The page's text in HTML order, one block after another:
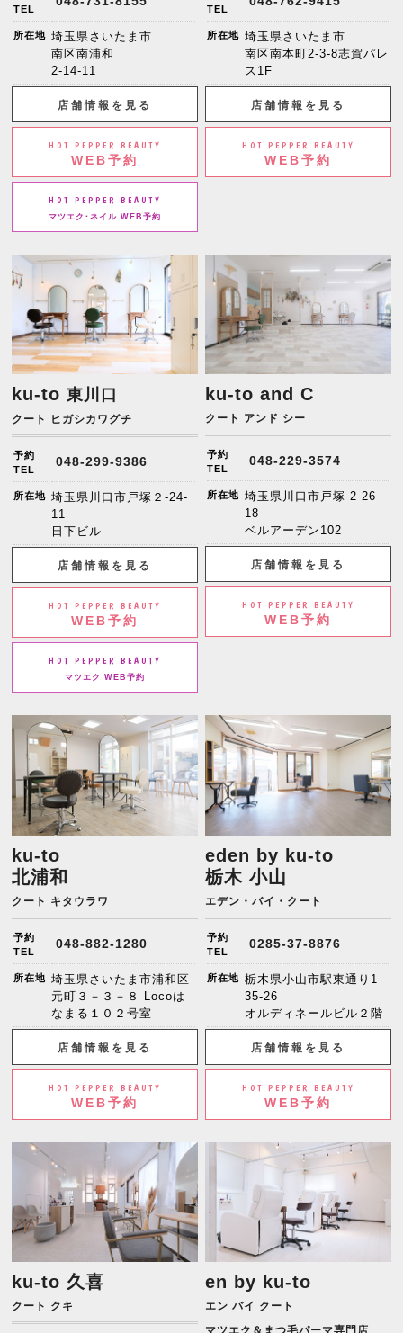
TEL
所在地 埼玉県さいたま市
南区南浦和
2-14-11
店舗情報を見る
HOT PEPPER BEAUTY
WEB予約
HOT PEPPER BEAUTY
マツエク･ネイル WEB予約
TEL
所在地 埼玉県さいたま市
南区南本町2-3-8志賀パレ
ス1F
店舗情報を見る
HOT PEPPER BEAUTY
WEB予約
ku-to東川口
クート ヒガシカワグチ
予約
TEL
048-299-9386
所在地 埼玉県川口市戸塚２-24-
11
日下ビル
店舗情報を見る
HOT PEPPER BEAUTY
WEB予約
HOT PEPPER BEAUTY
マツエク WEB予約
ku-to and C
クート アンド シー
予約
TEL
048-229-3574
所在地 埼玉県川口市戸塚 2-26-
18
ベルアーデン102
店舗情報を見る
HOT PEPPER BEAUTY
WEB予約
ku-to
北浦和
クート キタウラワ
予約
TEL
048-882-1280
所在地 埼玉県さいたま市浦和区
元町３－３－８ Locoは
なまる１０２号室
店舗情報を見る
HOT PEPPER BEAUTY
WEB予約
eden by ku-to
栃木 小山
エデン・バイ・クート
予約
TEL
0285-37-8876
所在地 栃木県小山市駅東通り1-
35-26
オルディネールビル２階
店舗情報を見る
HOT PEPPER BEAUTY
WEB予約
ku-to 久喜
クート クキ
en by ku-to
エン バイ クート
マツエク＆まつ毛パーマ専門店